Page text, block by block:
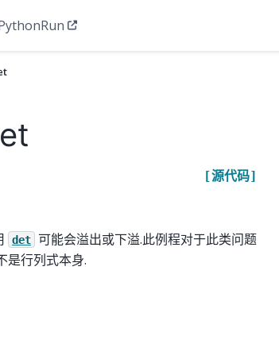
[源代码]
det 可能会溢出或下溢.此例程对于此类问题
是行列式本身.